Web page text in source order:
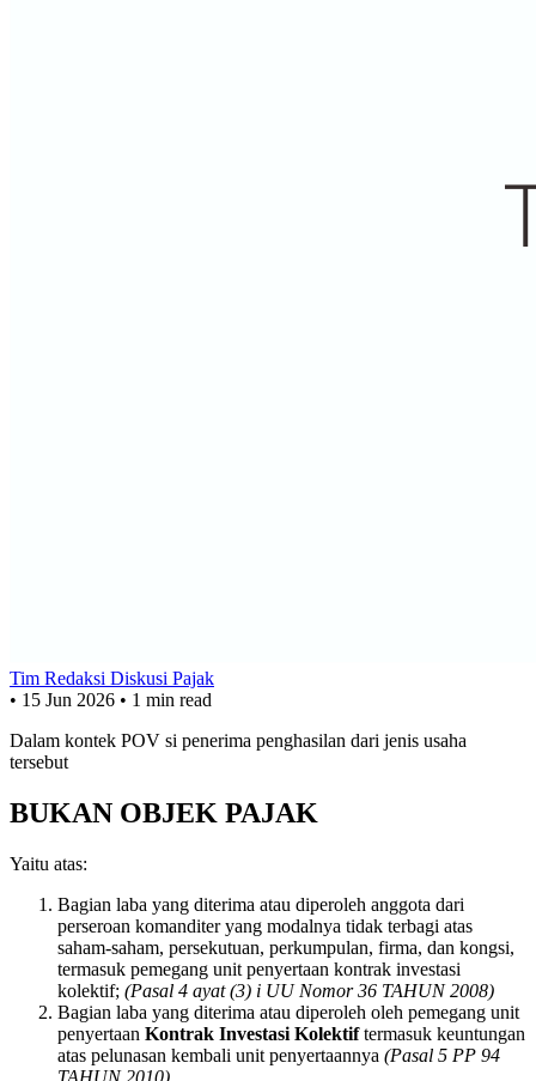
Tim Redaksi Diskusi Pajak
• 15 Jun 2026 • 1 min read
Dalam kontek POV si penerima penghasilan dari jenis usaha
tersebut
BUKAN OBJEK PAJAK
Yaitu atas:
Bagian laba yang diterima atau diperoleh anggota dari
perseroan komanditer yang modalnya tidak terbagi atas
saham-saham, persekutuan, perkumpulan, firma, dan kongsi,
termasuk pemegang unit penyertaan kontrak investasi
kolektif; (Pasal 4 ayat (3) i UU Nomor 36 TAHUN 2008)
Bagian laba yang diterima atau diperoleh oleh pemegang unit
penyertaan Kontrak Investasi Kolektiftermasuk keuntungan
atas pelunasan kembali unit penyertaannya (Pasal 5 PP 94
TAHUN 2010)